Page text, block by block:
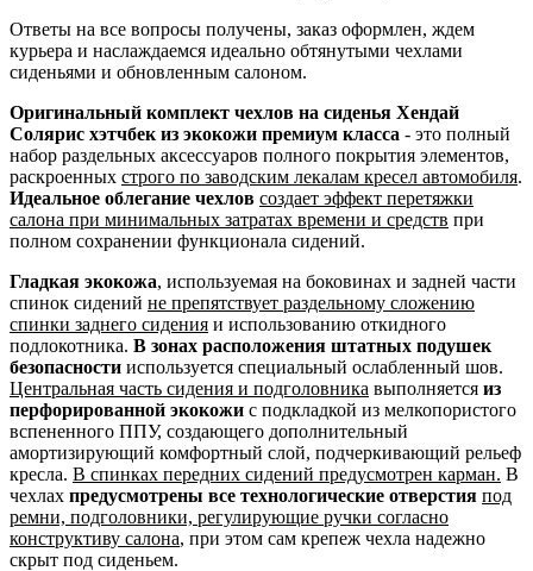
Ответы на все вопросы получены, заказ оформлен, ждем
курьера и наслаждаемся идеально обтянутыми чехлами
сиденьями и обновленным салоном.
Оригинальный комплект чехлов на сиденья Хендай
Солярис хэтчбек из экокожи премиум класса - это полный
набор раздельных аксессуаров полного покрытия элементов,
раскроенных строго по заводским лекалам кресел автомобиля.
Идеальное облегание чехлов создает эффект перетяжки
салона при минимальных затратах времени и средств при
полном сохранении функционала сидений.
Гладкая экокожа, используемая на боковинах и задней части
спинок сидений не препятствует раздельному сложению
спинки заднего сидения и использованию откидного
подлокотника. В зонах расположения штатных подушек
безопасности используется специальный ослабленный шов.
Центральная часть сидения и подголовника выполняется из
перфорированной экокожи с подкладкой из мелкопористого
вспененного ППУ, создающего дополнительный
амортизирующий комфортный слой, подчеркивающий рельеф
кресла. В спинках передних сидений предусмотрен карман. В
чехлах предусмотрены все технологические отверстия под
ремни, подголовники, регулирующие ручки согласно
конструктиву салона, при этом сам крепеж чехла надежно
скрыт под сиденьем.